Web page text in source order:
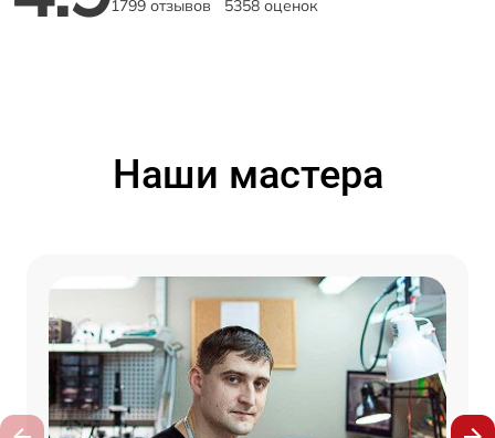
1799 отзывов 5358 оценок
Наши мастера